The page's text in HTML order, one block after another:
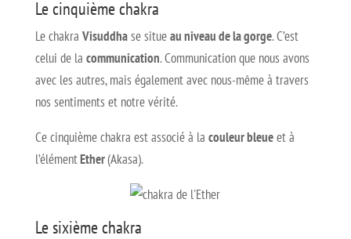
Le cinquième chakra
Le chakra Visuddhase situeau niveau de la gorge. C’est
celui de la communication. Communication que nous avons
avec les autres, mais également avec nous-même à travers
nos sentiments et notre vérité.
Ce cinquième chakra est associé à la couleur bleueet à
l’élémentEther(Akasa).
Le sixième chakra